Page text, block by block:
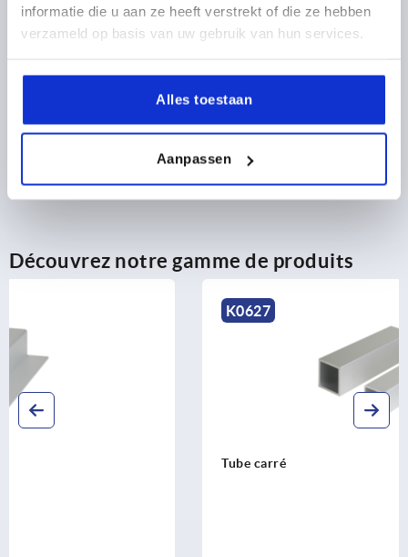
informatie die u aan ze heeft verstrekt of die ze hebben
verzameld op basis van uw gebruik van hun services.
Alles toestaan
Aanpassen
DÉTAILS DU PRODUIT
CAD
TÉLÉCHARGEMENTS
Découvrez notre gamme de produits